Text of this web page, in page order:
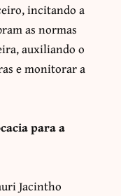
incitando a
as normas
auxiliando o
e monitorar a
para a
Jacintho